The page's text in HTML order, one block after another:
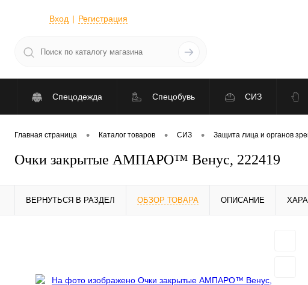
Вход Регистрация
Спецодежда Спецобувь СИЗ
Главная страница • Каталог товаров • СИЗ • Защита лица и органов
Очки закрытые АМПАРО™ Венус, 222419
ВЕРНУТЬСЯ В РАЗДЕЛ ОБЗОР ТОВАРА ОПИСАНИЕ